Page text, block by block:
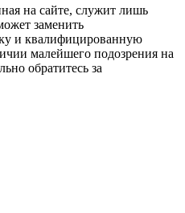
на сайте, служит лишь
заменить
и квалифицированную
малейшего подозрения на
обратитесь за